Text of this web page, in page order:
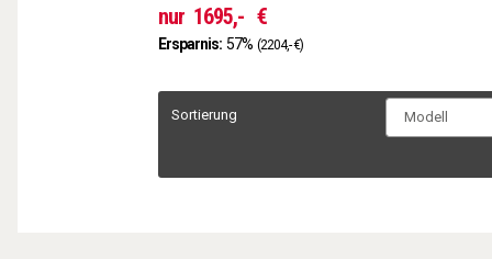
nur 1695,- €
Ersparnis: 57% (2204,- €)
Sortierung